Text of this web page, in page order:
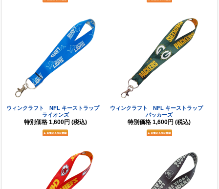
ウィンクラフト NFL キーストラップ
ライオンズ
特別価格 1,600円 (税込)
ウィンクラフト NFL キーストラップ
パッカーズ
特別価格 1,600円 (税込)